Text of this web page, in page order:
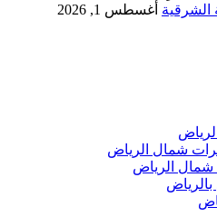
الشرقية أغسطس 1, 2026
شمال الرياض
الرياض